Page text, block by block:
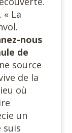
La
nous
de
source
de la
où
un
suis